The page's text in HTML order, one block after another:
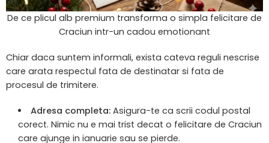
De ce plicul alb premium transforma o simpla felicitare de
Craciun intr-un cadou emotionant
Chiar daca suntem informali, exista cateva reguli nescrise
care arata respectul fata de destinatar si fata de
procesul de trimitere.
Adresa completa:Asigura-te ca scrii codul postal
corect. Nimic nu e mai trist decat o felicitare de Craciun
care ajunge in ianuarie sau se pierde.